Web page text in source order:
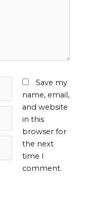
Save my
name, email,
and website
in this
browser for
the next
time I
comment.